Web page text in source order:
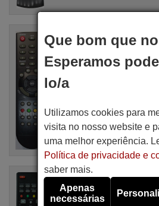
Comandos à
Oki 810300002
Artigo disponível em
17,27 € (IVA
Para LC 3209 WH, B
24 E LED 1, B 32 C
Comandos à
Oki EU1200008
Artigo disponível em
Que bom que
Esperamos
lo/a
Utilizamos cookies para
visita no nosso website e
uma melhor experiência.
Política de privacidade e
saber mais.
Apenas
necessárias